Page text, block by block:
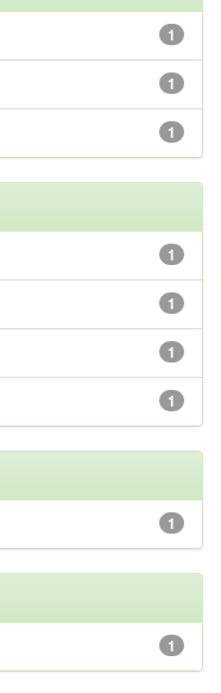
1
1
1
1
1
1
1
1
1